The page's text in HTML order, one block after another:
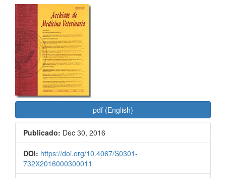
Barra
lateral
del
artículo
pdf (English)
Publicado: Dec 30, 2016
DOI: https://doi.org/10.4067/S0301-
732X2016000300011